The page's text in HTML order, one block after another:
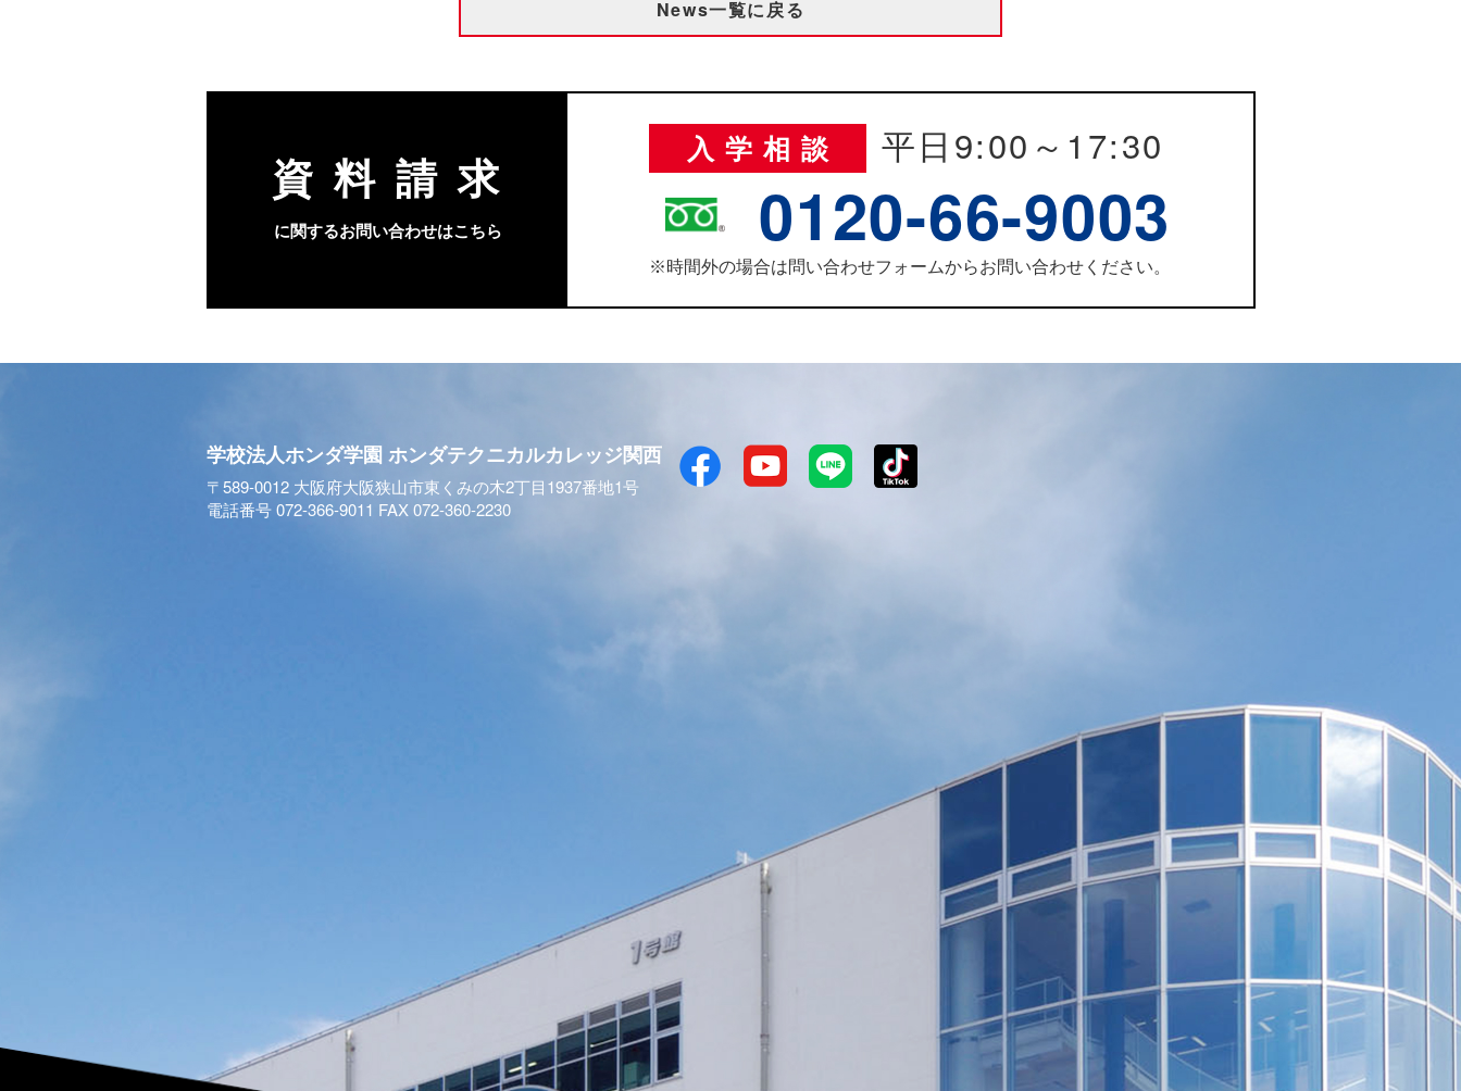
News一覧に戻る
資料請求
に関するお問い合わせはこちら
入学相談 平日9:00～17:30
0120-66-9003
※時間外の場合は問い合わせフォームからお問い合わせください。
学校法人ホンダ学園 ホンダテクニカルカレッジ関西
〒589-0012 大阪府大阪狭山市東くみの木2丁目1937番地1号
電話番号 072-366-9011 FAX 072-360-2230